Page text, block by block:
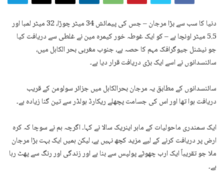
دنیا کا سب سے بڑا مرجان – جس کی پیمائش 34 میٹر چوڑا، 32 میٹر لمبا اور
5.5 میٹر اونچا ہے – کو ایک غوطہ خور کیمرہ مین نے غلطی سے دریافت کیا
جو نیشنل جیوگرافک مہم کا حصہ ہے، جنوب مغربی بحر الکاہل میں،
سائنسدانوں نے اسے ایک بڑی دریافت قرار دیا ہے۔
سائنسدانوں کے مطابق یہ مرجان بحرالکاہل میں جزائر سولومن کے قریب
دریافت ہوا تھا اور اس کی جسامت پچھلے ریکارڈ ہولڈر سے تین گنا زیادہ ہے۔
ایک سمندری ماحولیات کے ماہر اینریک سالا نے کہا۔ اگرچہ ہم نے سوچا کہ کرہ
ارض پر دریافت کرنے کے لیے مزید کچھ نہیں ہے، لیکن ہمیں ایک بہت بڑا مرجان
ملا جو تقریباً ایک ارب چھوٹے پولپس سے بنا ہے اور زندگی اور رنگ سے پھٹ رہا
ہے۔